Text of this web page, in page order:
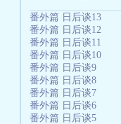
番外篇 日后谈13
番外篇 日后谈12
番外篇 日后谈11
番外篇 日后谈10
番外篇 日后谈9
番外篇 日后谈8
番外篇 日后谈7
番外篇 日后谈6
番外篇 日后谈5